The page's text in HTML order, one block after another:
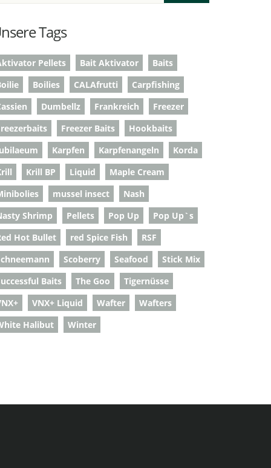
Tags
Pellets Bait Aktivator
Baits
Boilies CALAfrutti
Carpfishing
Dumbellz Frankreich
Freezer
Freezer Baits
Hookbaits
Karpfen Karpfenangeln
Korda
Krill BP Liquid
Maple Cream
mussel insect
Nash
Shrimp
Pellets Pop Up
Pop Up`s
Hot Bullet
red Spice Fish
RSF
Scoberry Seafood
Stick Mix
Baits
The Goo
Tigernüsse
VNX+ Liquid Wafter
Wafters
Halibut
Winter